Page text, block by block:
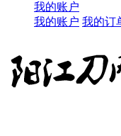
我的账户
我的账户 我的订